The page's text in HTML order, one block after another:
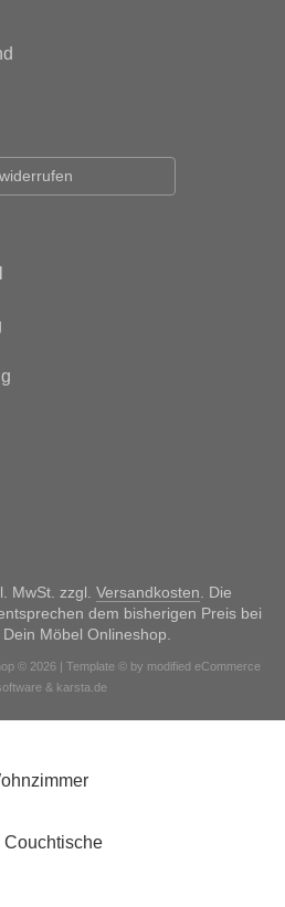
MwSt. zzgl. Versandkosten . Die
dem bisherigen Preis bei
Möbel Onlineshop.
© 2026 | Template © by modified eCommerce
& karsta.de